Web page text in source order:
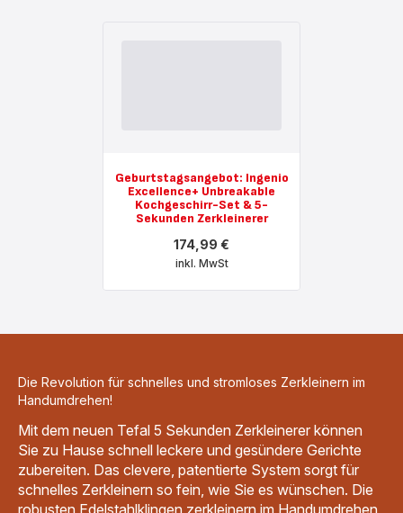
Geburtstagsangebot: Ingenio
Excellence+ Unbreakable
Kochgeschirr-Set & 5-
Sekunden Zerkleinerer
174,99 €
inkl. MwSt
anzeigen
Ingenio
Set
Sekunden
Zerkleinerer
-
174,99 €<br>
<span
class="is-
caption
Die Revolution für schnelles und stromloses Zerkleinern im
Handumdrehen!
Mit dem neuen Tefal 5 Sekunden Zerkleinerer können
Sie zu Hause schnell leckere und gesündere Gerichte
zubereiten. Das clevere, patentierte System sorgt für
schnelles Zerkleinern so fein, wie Sie es wünschen. Die